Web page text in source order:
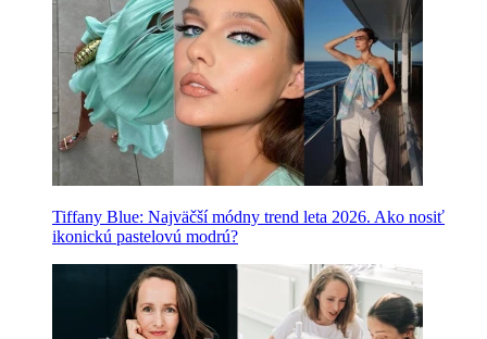
Tiffany Blue: Najväčší módny trend leta 2026. Ako nosiť
ikonickú pastelovú modrú?